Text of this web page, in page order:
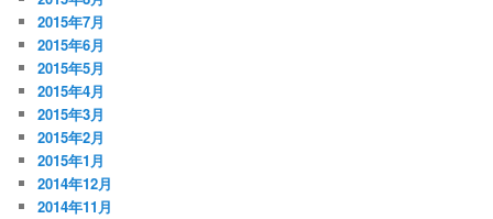
2015年7月
2015年6月
2015年5月
2015年4月
2015年3月
2015年2月
2015年1月
2014年12月
2014年11月